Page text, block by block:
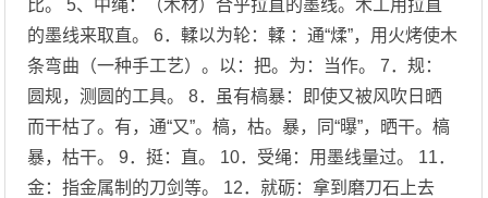
比。 5、中绳：（木材）合乎拉直的墨线。木工用拉直
的墨线来取直。 6．輮以为轮：輮 ：通“煣”，用火烤使木
条弯曲（一种手工艺）。以：把。为：当作。 7．规：
圆规，测圆的工具。 8．虽有槁暴：即使又被风吹日晒
而干枯了。有，通“又”。槁，枯。暴，同“曝”，晒干。槁
暴，枯干。 9．挺：直。 10．受绳：用墨线量过。 11．
金：指金属制的刀剑等。 12．就砺：拿到磨刀石上去